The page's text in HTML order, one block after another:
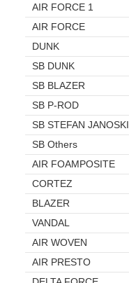
AIR FORCE 1
AIR FORCE
DUNK
SB DUNK
SB BLAZER
SB P-ROD
SB STEFAN JANOSKI
SB Others
AIR FOAMPOSITE
CORTEZ
BLAZER
VANDAL
AIR WOVEN
AIR PRESTO